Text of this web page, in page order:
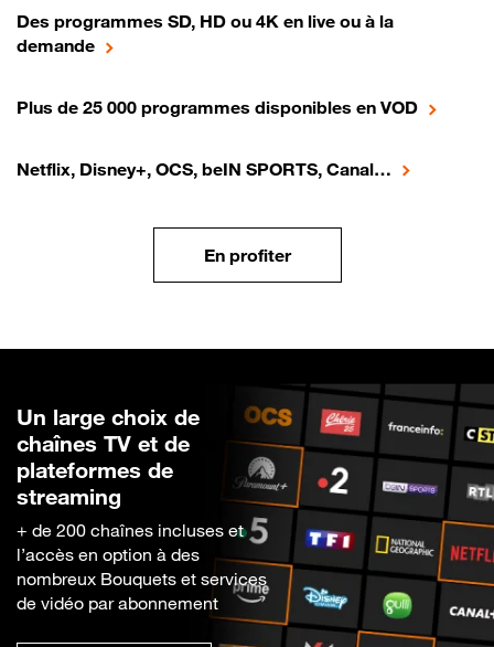
Des programmes SD, HD ou 4K en live ou à la
demande
Plus de 25 000 programmes disponibles en VOD
Netflix, Disney+, OCS, beIN SPORTS, Canal…
En profiter
Un large choix de
chaînes TV et de
plateformes de
streaming
+ de 200 chaînes incluses et
l’accès en option à des
nombreux Bouquets et services
de vidéo par abonnement